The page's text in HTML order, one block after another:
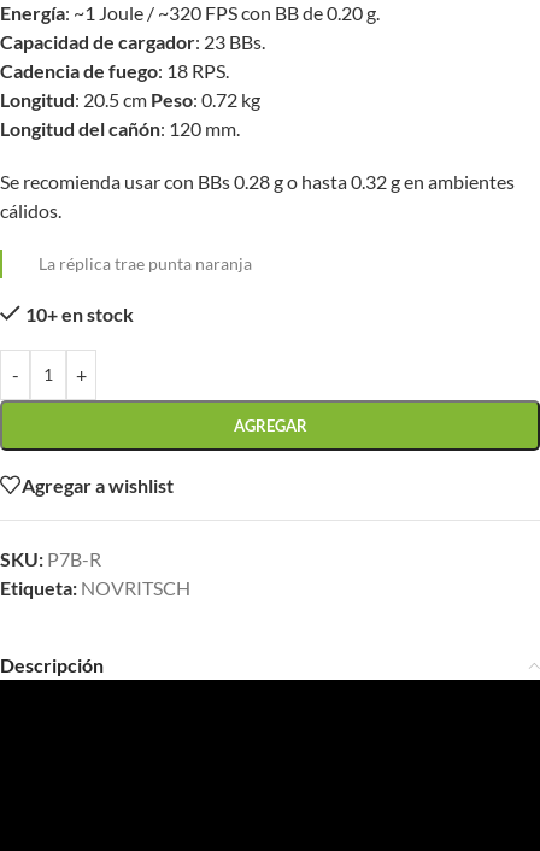
Energía: ~1 Joule / ~320 FPS con BB de 0.20 g.
Capacidad de cargador: 23 BBs.
Cadencia de fuego: 18 RPS.
Longitud: 20.5 cm Peso: 0.72 kg
Longitud del cañón: 120 mm.
Se recomienda usar con BBs 0.28 g o hasta 0.32 g en ambientes
cálidos.
La réplica trae punta naranja
10+ en stock
- +
AGREGAR
Agregar a wishlist
SKU: P7B-R
Etiqueta: NOVRITSCH
Descripción